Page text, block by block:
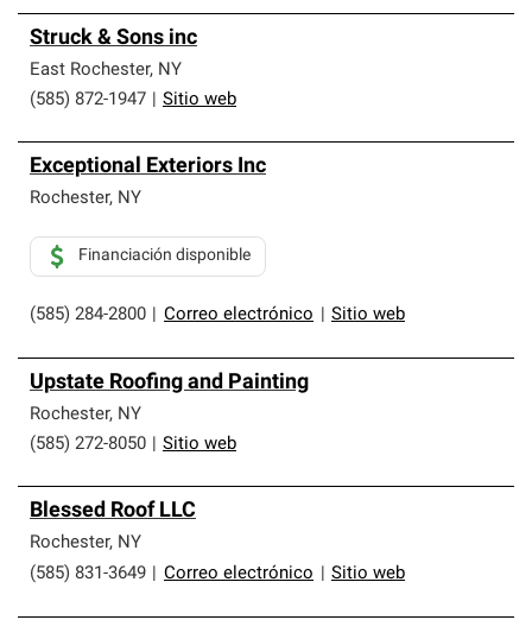
Struck & Sons inc
East Rochester, NY
(585) 872-1947
Sitio web
Exceptional Exteriors Inc
Rochester, NY
(585) 284-2800 Correo electrónico Sitio web
Financiación disponible
Upstate Roofing and Painting
Rochester, NY
(585) 272-8050
Sitio web
Blessed Roof LLC
Rochester, NY
(585) 831-3649
Correo electrónico Sitio web